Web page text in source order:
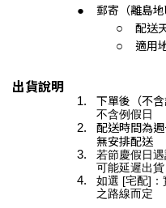
郵寄（離島地
配送
適用
出貨說明
下單後（不
不含例假日
配送時間為
無安排配送
若節慶假日
可能延遲出貨
如選 [宅配]
之路線而定